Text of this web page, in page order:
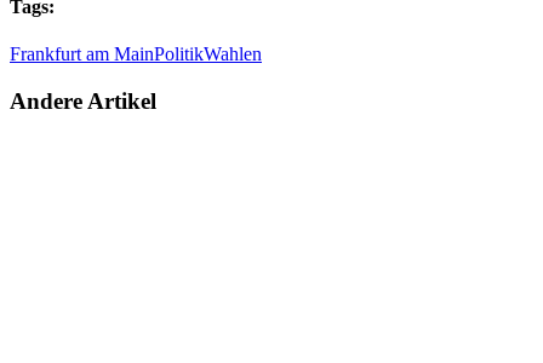
Tags:
Frankfurt am MainPolitikWahlen
Andere Artikel